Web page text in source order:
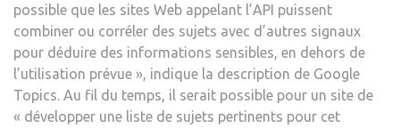
possible que les sites Web appelant l’API puissent
combiner ou corréler des sujets avec d’autres signaux
pour déduire des informations sensibles, en dehors de
l’utilisation prévue », indique la description de Google
Topics. Au fil du temps, il serait possible pour un site de
« développer une liste de sujets pertinents pour cet